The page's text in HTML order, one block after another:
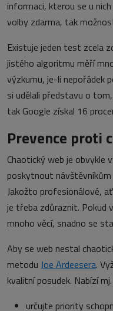
informaci, kterou se u
volby zdarma, tak
Existuje jeden test zcela
jistého algoritmu měří
výzkumu, je-li nepořádek
si udělali představu o
tak Google získal 16
Prevence proti
Chaotický web je obvykle
poskytnout návštěvníkům
Jakožto profesionálové,
je třeba zdůraznit. Pokud
mnoho věcí, snadno se
Aby se web nestal
metodu Joe Ardeesera.
kvalitní posudek. Nabízí
určujte priority